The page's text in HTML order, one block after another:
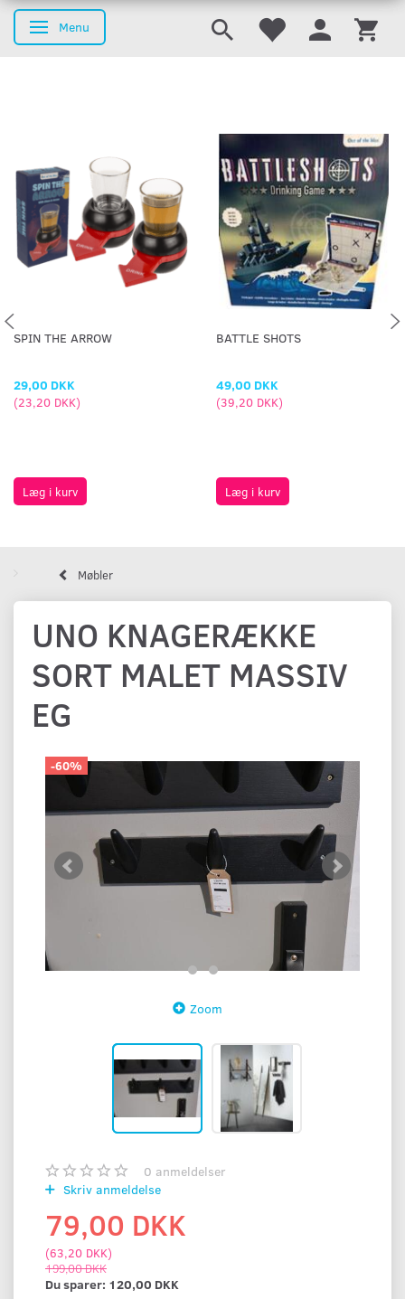
Skifte navigation
Menu
SPIN THE ARROW
29,00 DKK
(23,20 DKK)
Læg i kurv
BATTLE SHOTS
49,00 DKK
(39,20 DKK)
Læg i kurv
Møbler
UNO KNAGERÆKKE
SORT MALET MASSIV
EG
-60%
Zoom
0 anmeldelser
Skriv anmeldelse
79,00 DKK
(63,20 DKK)
199,00 DKK
Du sparer: 120,00 DKK